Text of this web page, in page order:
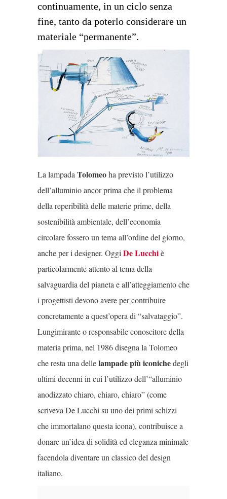
continuamente, in un ciclo senza
fine, tanto da poterlo considerare un
materiale “permanente”.
La lampadaTolomeoha previsto l’utilizzo
dell’alluminio ancor prima che il problema
della reperibilità delle materie prime, della
sostenibilità ambientale, dell’economia
circolare fossero un tema all’ordine del giorno,
anche per i designer. OggiDe Lucchiè
particolarmente attento al tema della
salvaguardia del pianeta e all’atteggiamento che
i progettisti devono avere per contribuire
concretamente a quest’opera di “salvataggio”.
Lungimirante o responsabile conoscitore della
materia prima, nel 1986 disegna la Tolomeo
che resta una dellelampade più iconichedegli
ultimi decenni in cui l’utilizzo dell’“alluminio
anodizzato chiaro, chiaro, chiaro” (come
scriveva De Lucchi su uno dei primi schizzi
che immortalano questa icona), contribuisce a
donare un’idea di solidità ed eleganza minimale
facendola diventare un classico del design
italiano.